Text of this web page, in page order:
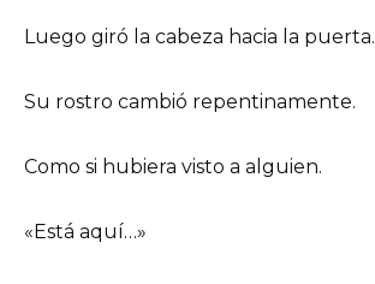
Luego giró la cabeza hacia la puerta.
Su rostro cambió repentinamente.
Como si hubiera visto a alguien.
«Está aquí…»